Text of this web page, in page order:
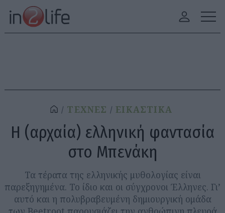
ΤΕΧΝΕΣ ΕΙΚΑΣΤΙΚΑ
H (αρχαία) ελληνική φαντασία
στο Μπενάκη
Τα τέρατα της ελληνικής μυθολογίας είναι
παρεξηγημένα. Το ίδιο και οι σύγχρονοι Έλληνες. Γι’
αυτό και η πολυβραβευμένη δημιουργική ομάδα